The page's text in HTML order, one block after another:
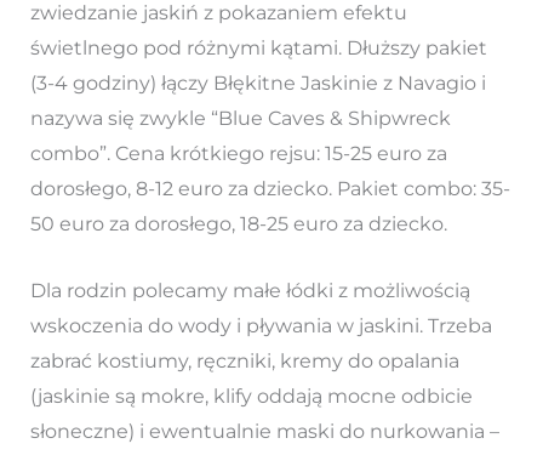
zwiedzanie jaskiń z pokazaniem efektu
świetlnego pod różnymi kątami. Dłuższy pakiet
(3-4 godziny) łączy Błękitne Jaskinie z Navagio i
nazywa się zwykle “Blue Caves & Shipwreck
combo”. Cena krótkiego rejsu: 15-25 euro za
dorosłego, 8-12 euro za dziecko. Pakiet combo: 35-
50 euro za dorosłego, 18-25 euro za dziecko.
Dla rodzin polecamy małe łódki z możliwością
wskoczenia do wody i pływania w jaskini. Trzeba
zabrać kostiumy, ręczniki, kremy do opalania
(jaskinie są mokre, klify oddają mocne odbicie
słoneczne) i ewentualnie maski do nurkowania –